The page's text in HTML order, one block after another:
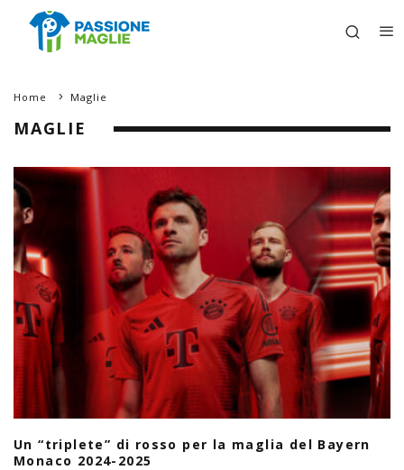
Home Maglie
MAGLIE
Un “triplete” di rosso per la maglia del Bayern
Monaco 2024-2025